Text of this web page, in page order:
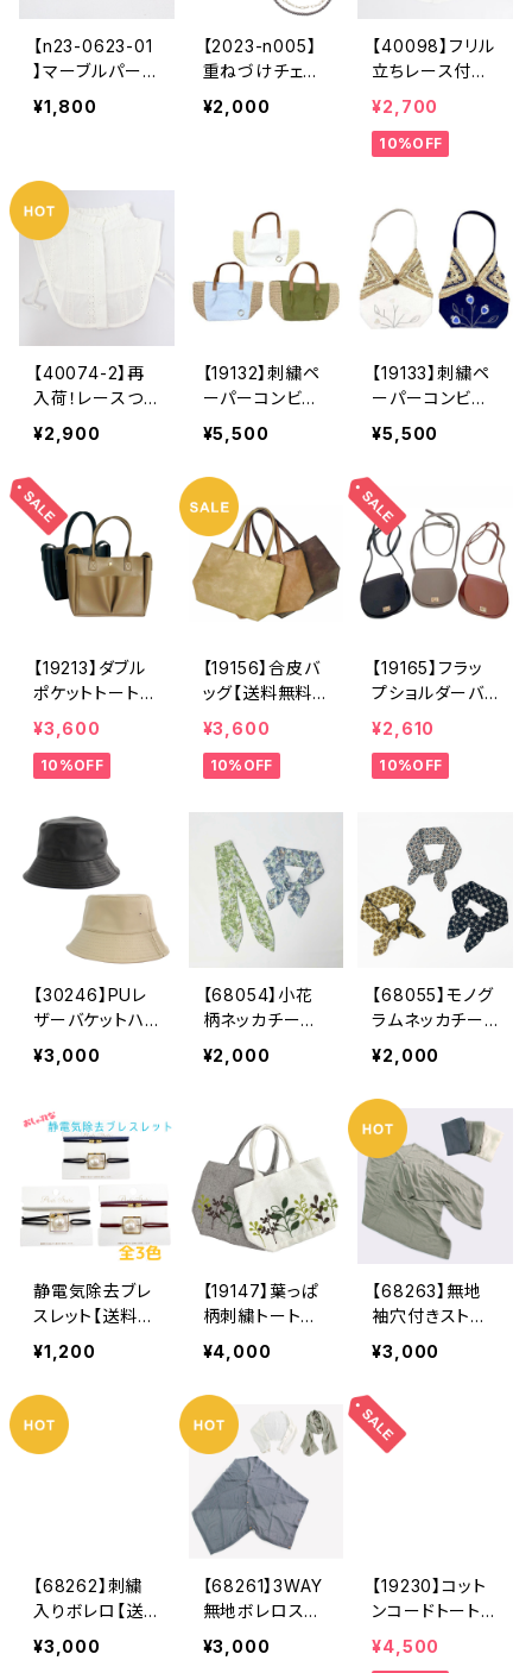
ガーリー ヘア
アクセ リボン
アクセ レディ
ース
ル マットゴー
ルド
【n23-0623-01
】マーブルパー
ツ・ラタン・パー
ルパーツネック
¥1,800
【2023-n005】
重ねづけチェー
ン＆パールネック
レス2本セット
重ね付け ２W
AY フォーマ
ル カジュア
ル ナチュラ
ル グレーパー
¥2,000
【40098】フリル
立ちレース付け
襟【送料無料】ト
レンド つけ
衿 つけ襟 シ
デ 白
¥2,700
10%OFF
【40074-2】再
入荷！レースつ
け襟（立ち襟）
【送料無料】 カ
ス 重ね着 ト
レンド つけ
衿 フリル シ
ャツえり 立ち
襟 スタンドカ
ラー おしゃ
い 白
¥2,900
【19132】刺繍ペ
ーパーコンビト
ート【送料無料】
麻生地 ペーパ
ーバッグ ワン
ポイント刺繍
リース刺繍 ト
ートバッグ 春
夏 ブルー ア
イボリー カー
キ ナチュラル
¥5,500
【19133】刺繍ペ
ーパーコンビバ
ッグ【送料無料】
トートバッグ
地 刺繍バッ
グ ペーパーバ
ッグ ワンハンド
ル 春夏 ネイ
ビー ベージ
ュ ココナッツ
ト ナチュラル
¥5,500
【19213】ダブル
ポケットトートバ
ッグ【送料無料】
2way 合皮バ
ッグ 合成皮
ットバッグ ショ
ルダーバッグ
ハンドバッグ
通勤 おでか
け ブラック
グレーベージュ
¥3,600
10%OFF
【19156】合皮バ
ッグ【送料無料】
トートバッグ P
Uバッグ 無
地 ムラ合皮
勤 通学 肩掛
け ブラウン
ダークブラウ
ン グレージ
ュ シンプル
¥3,600
10%OFF
【19165】フラッ
プショルダーバッ
グ【送料無料】合
皮バッグ 合成
皮革 ひねり金
ト 無地 シン
プル 高見え
ブラック グレ
ーベージュ レ
ッド 黒 赤
アル エレガン
ド クラシカル
¥2,610
10%OFF
【30246】PUレ
ザーバケットハッ
ト【送料無料】ト
レンド フェイク
バケハ 無地
シンプル シー
ズンレス 合皮
バケットハット
合成皮革 カジ
ュアル
¥3,000
【68054】小花
柄ネッカチーフ
【送料無料】水彩
風プリント ス
ウェア プリント
スカーフ ブレ
スレット アレン
ジ ブルー グ
リーン
¥2,000
【68055】モノグ
ラムネッカチー
フ【送料無料】花
柄 スカーフ
ネックウェア
プリントスカー
フ ブレスレッ
ト アレンジ
フラワー ブラッ
ク ホワイト
ブラウン
¥2,000
静電気除去ブレ
スレット【送料無
料】静電気防
止 静電気軽
減 2WAY ブ
レス おしゃ
れ ヘアブレス
¥1,200
【19147】葉っぱ
柄刺繍トートバ
ッグ【送料無料】
刺繍バッグ ナ
チュラル リー
フ 草木 刺し
ゅう 春 夏
秋 冬 アイボ
リー グレー
¥4,000
【68263】無地
袖穴付きストー
ル【送料無料】薄
手 羽織り ポ
カバー 紫外線
対策 UVケ
ル リサイクル
ポリエステル
レディース プ
¥3,000
【68262】刺繍
入りボレロ【送
料無料】薄手
ストール 羽織
¥3,000
【68261】3WAY
無地ボレロスカ
ーフ【送料無料】
薄手 マルチウ
¥3,000
【19230】コット
ンコードトート
【送料無料】 編
みバッグ ブラッ
¥4,500